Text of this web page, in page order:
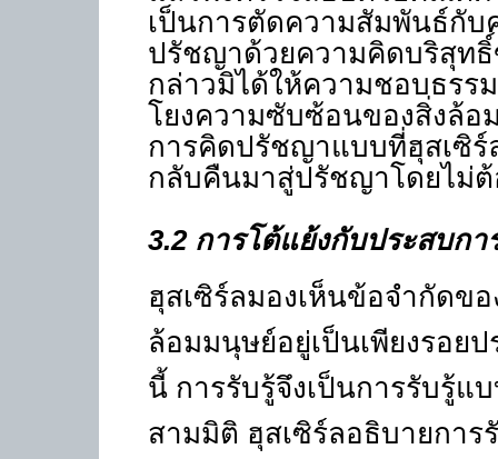
เป็นการตัดความสัมพันธ์กับ
ปรัชญาด้วยความคิดบริสุท
กล่าวมิได้ให้ความชอบธรร
โยงความซับซ้อนของสิ่งล้
การคิดปรัชญาแบบที่ฮุสเซิร์ล
กลับคืนมาสู่ปรัชญาโดยไม่ต้
3.2การโต้แย้งกับประสบก
ฮุสเซิร์ลมองเห็นข้อจำกัดข
ล้อมมนุษย์อยู่เป็นเพียงรอย
นี้ การรับรู้จึงเป็นการรับรู้แ
สามมิติ ฮุสเซิร์ลอธิบายการ